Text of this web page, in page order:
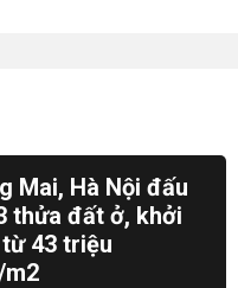
Mai, Hà Nội đấu
thửa đất ở, khởi
43 triệu